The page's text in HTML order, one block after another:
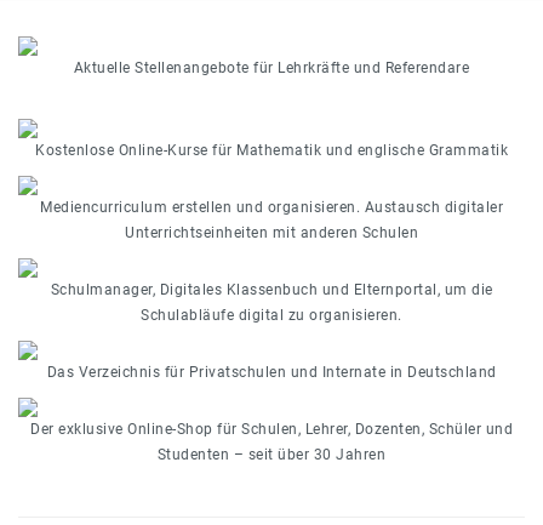
Aktuelle Stellenangebote für Lehrkräfte und Referendare
Kostenlose Online-Kurse für Mathematik und englische Grammatik
Mediencurriculum erstellen und organisieren. Austausch digitaler
Unterrichtseinheiten mit anderen Schulen
Schulmanager, Digitales Klassenbuch und Elternportal, um die
Schulabläufe digital zu organisieren.
Das Verzeichnis für Privatschulen und Internate in Deutschland
Der exklusive Online-Shop für Schulen, Lehrer, Dozenten, Schüler und
Studenten – seit über 30 Jahren